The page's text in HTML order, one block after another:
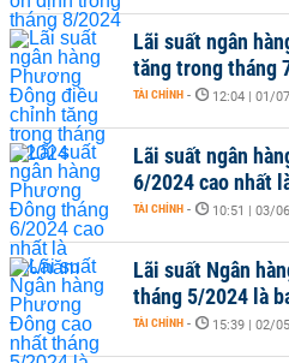
Lãi suất ngân
tăng trong tháng
TÀI CHÍNH - 12:04 | 01/
Lãi suất ngân
6/2024 cao nhất
TÀI CHÍNH - 10:51 | 03/
Lãi suất Ngân
tháng 5/2024 là
TÀI CHÍNH - 15:39 | 02/